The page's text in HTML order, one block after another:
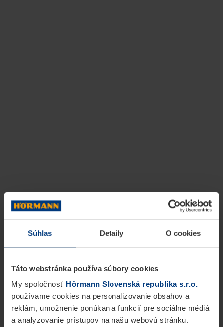
Súhlas Detaily O cookies
Táto webstránka používa súbory cookies
My spoločnosť Hörmann Slovenská republika s.r.o.
používame cookies na personalizovanie obsahov a
reklám, umožnenie ponúkania funkcií pre sociálne médiá
a analyzovanie prístupov na našu webovú stránku.